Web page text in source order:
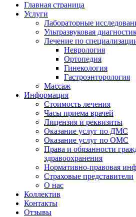
Главная страница
Услуги
Лабораторные
Ультразвуковая
Лечение по
Неврология
Ортопедия
Гинекология
Гастроэнторология
Массаж
Информация
Стоимость лечения
Часы приема врачей
Лицензия и реквизиты
Оказание услуг по ДМС
Оказание услуг по ОМС
Права и обязанности
здравоохранения
Нормативно-правовая
Страховые представители
О нас
Коллектив
Контакты
Отзывы